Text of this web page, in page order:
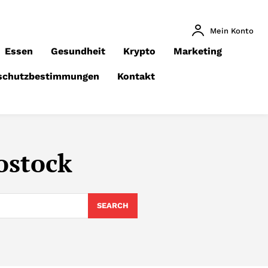
Mein Konto
Essen Gesundheit Krypto Marketing
Kontakt
SEARCH